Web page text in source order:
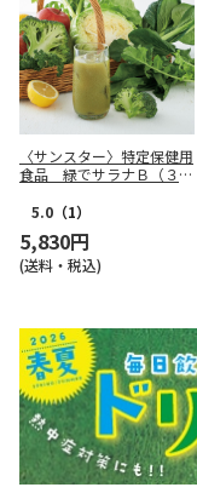
〈サンスター〉特定保健用
食品 緑でサラナＢ（３０
5.0 （1）
5,830円
(送料・税込)